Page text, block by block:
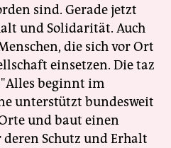
sind. Gerade jetzt
und Solidarität. Auch
die sich vor Ort
einsetzen. Die taz
beginnt im
unterstützt bundesweit
und baut einen
Schutz und Erhalt